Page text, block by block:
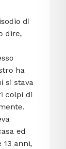
di
dire,
ha
si stava
colpi di
ed
anni,